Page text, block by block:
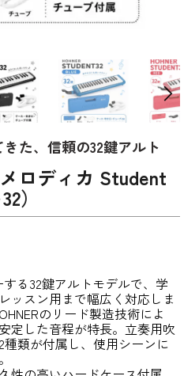
た、信頼の32鍵アルト
ロディカ Student
）
る32鍵アルトモデルで、学
ッスン用まで幅広く対応しま
のリード製造技術によ
定した音程が特長。立奏用吹
類が付属し、使用シーンに